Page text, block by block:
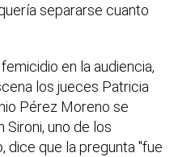
separarse cuanto
en la audiencia,
los jueces Patricia
Pérez Moreno se
Sironi, uno de los
dice que la pregunta "fue